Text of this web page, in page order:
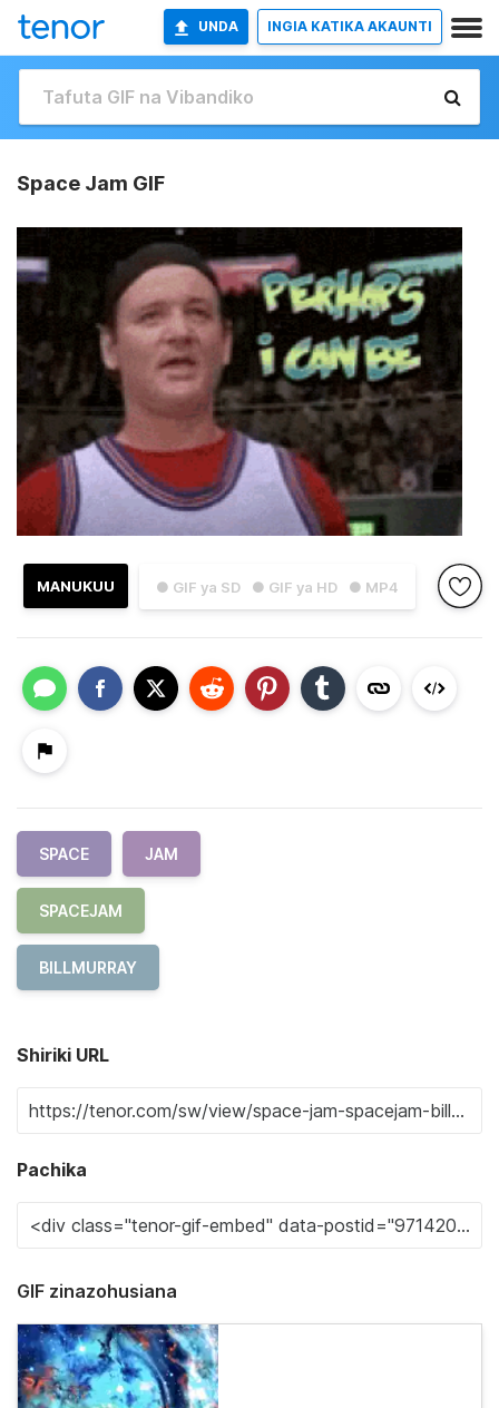
UNDA INGIA KATIKA AKAUNTI
Space Jam GIF
● GIF ya SD ● GIF ya HD ● MP4
MANUKUU
SPACE JAM
SPACEJAM
BILLMURRAY
Shiriki URL
Pachika
GIF zinazohusiana